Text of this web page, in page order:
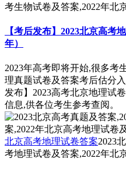
考生物试卷及答案,2022年北
【考后发布】2023北京高考
年）
2023年高考即将开始,很多考
理真题试卷及答案考后估分
发布】2023高考北京地理试
信息,供各位考生参考查阅。
北京高考地理试卷答案2023
考地理试卷及答案,2022年北